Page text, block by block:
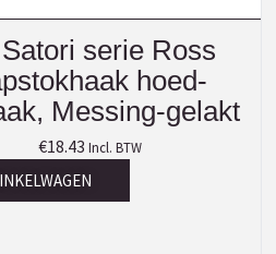
serie Ross
hoed-
Messing-gelakt
€18.43 Incl. BTW